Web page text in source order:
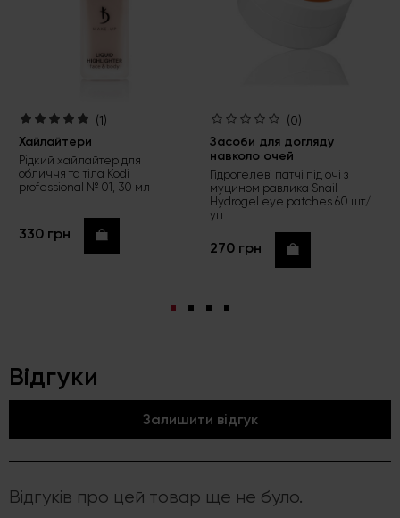
(1)
Хайлайтери
Рідкий хайлайтер для
обличчя та тіла Kodi
professional № 01, 30 мл
330 грн Купити
(0)
Засоби для догляду
навколо очей
Гідрогелеві патчі під очі з
муцином равлика Snail
Hydrogel eye patches 60 шт/
уп
270 грн Купити
Відгуки
Залишити відгук
Відгуків про цей товар ще не було.